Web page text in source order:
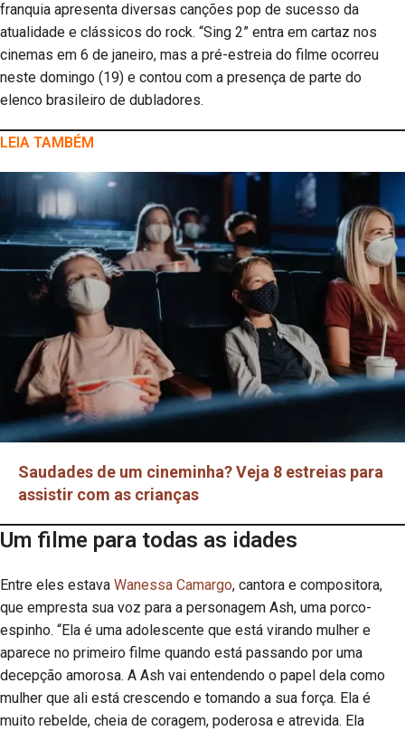
franquia apresenta diversas canções pop de sucesso da
atualidade e clássicos do rock. “Sing 2” entra em cartaz nos
cinemas em 6 de janeiro, mas a pré-estreia do filme ocorreu
neste domingo (19) e contou com a presença de parte do
elenco brasileiro de dubladores.
LEIA TAMBÉM
Saudades de um cineminha? Veja 8 estreias para
assistir com as crianças
Um filme para todas as idades
Entre eles estava Wanessa Camargo, cantora e compositora,
que empresta sua voz para a personagem Ash, uma porco-
espinho. “Ela é uma adolescente que está virando mulher e
aparece no primeiro filme quando está passando por uma
decepção amorosa. A Ash vai entendendo o papel dela como
mulher que ali está crescendo e tomando a sua força. Ela é
muito rebelde, cheia de coragem, poderosa e atrevida. Ela